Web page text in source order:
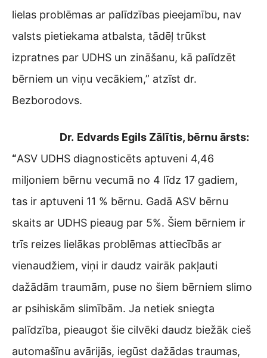
lielas problēmas ar palīdzības pieejamību, nav
valsts pietiekama atbalsta, tādēļ trūkst
izpratnes par UDHS un zināšanu, kā palīdzēt
bērniem un viņu vecākiem,” atzīst dr.
Bezborodovs.
Dr. Edvards Egils Zālītis, bērnu ārsts:
“ASV UDHS diagnosticēts aptuveni 4,46
miljoniem bērnu vecumā no 4 līdz 17 gadiem,
tas ir aptuveni 11 % bērnu. Gadā ASV bērnu
skaits ar UDHS pieaug par 5%. Šiem bērniem ir
trīs reizes lielākas problēmas attiecībās ar
vienaudžiem, viņi ir daudz vairāk pakļauti
dažādām traumām, puse no šiem bērniem slimo
ar psihiskām slimībām. Ja netiek sniegta
palīdzība, pieaugot šie cilvēki daudz biežāk cieš
automašīnu avārijās, iegūst dažādas traumas,